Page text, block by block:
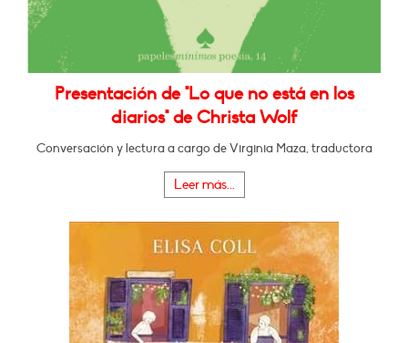
Presentación de "Lo que no está en los
diarios" de Christa Wolf
Conversación y lectura a cargo de Virginia Maza, traductora
Leer más...